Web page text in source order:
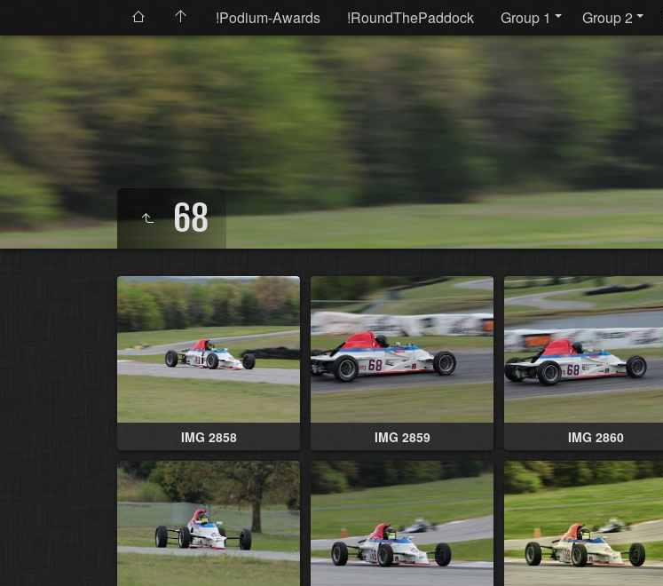
!Podium-Awards !RoundThePaddock Group 1 Group 2
68
IMG 2858 IMG 2859 IMG 2860